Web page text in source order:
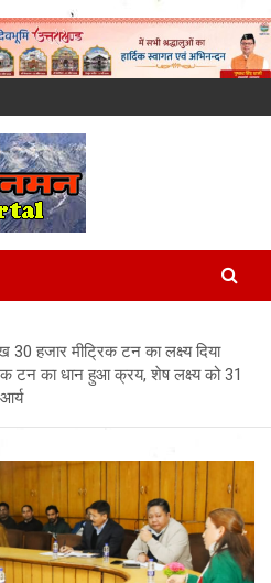
Breaking
News in
हजार मीट्रिक टन का लक्ष्य दिया
टन का धान हुआ क्रय, शेष लक्ष्य को 31